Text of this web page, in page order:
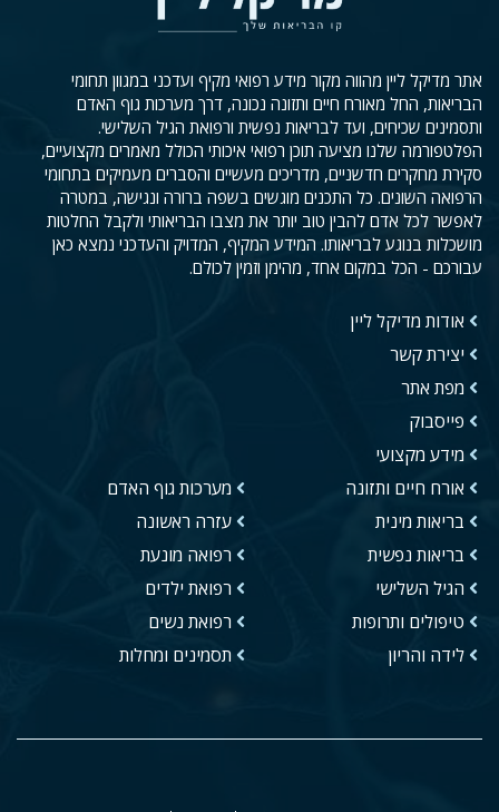
אתר מדיקל ליין מהווה מקור מידע רפואי מקיף ועדכני במגוון תחומי
הבריאות, החל מאורח חיים ותזונה נכונה, דרך מערכות גוף האדם
ותסמינים שכיחים, ועד לבריאות נפשית ורפואת הגיל השלישי.
הפלטפורמה שלנו מציעה תוכן רפואי איכותי הכולל מאמרים מקצועיים,
סקירת מחקרים חדשניים, מדריכים מעשיים והסברים מעמיקים בתחומי
הרפואה השונים. כל התכנים מוגשים בשפה ברורה ונגישה, במטרה
לאפשר לכל אדם להבין טוב יותר את מצבו הבריאותי ולקבל החלטות
מושכלות בנוגע לבריאותו. המידע המקיף, המדויק והעדכני נמצא כאן
עבורכם - הכל במקום אחד, מהימן וזמין לכולם.
אודות מדיקל ליין
יצירת קשר
מפת אתר
פייסבוק
מידע מקצועי
אורח חיים ותזונה
בריאות מינית
בריאות נפשית
הגיל השלישי
טיפולים ותרופות
לידה והריון
מערכות גוף האדם
עזרה ראשונה
רפואה מונעת
רפואת ילדים
רפואת נשים
תסמינים ומחלות